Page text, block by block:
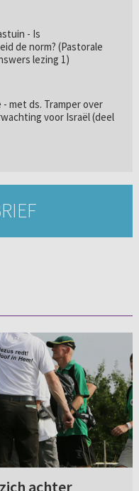
- Is
de norm? (Pastorale
lezing 1)
met ds. Tramper over
voor Israël (deel